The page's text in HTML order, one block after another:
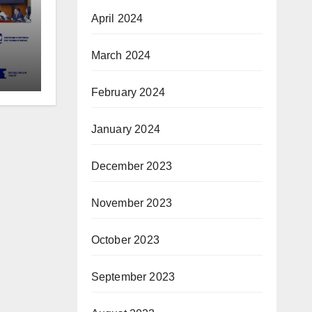
April 2024
March 2024
February 2024
January 2024
December 2023
November 2023
October 2023
September 2023